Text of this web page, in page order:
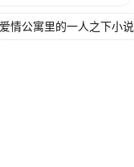
爱情公寓里的一人之下小说